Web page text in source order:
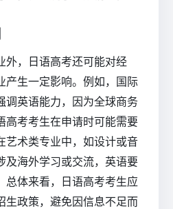
外，日语高考还可能对经
产生一定影响。例如，国际
调英语能力，因为全球商务
高考考生在申请时可能需要
艺术类专业中，如设计或音
及海外学习或交流，英语要
总体来看，日语高考考生应
生政策，避免因信息不足而